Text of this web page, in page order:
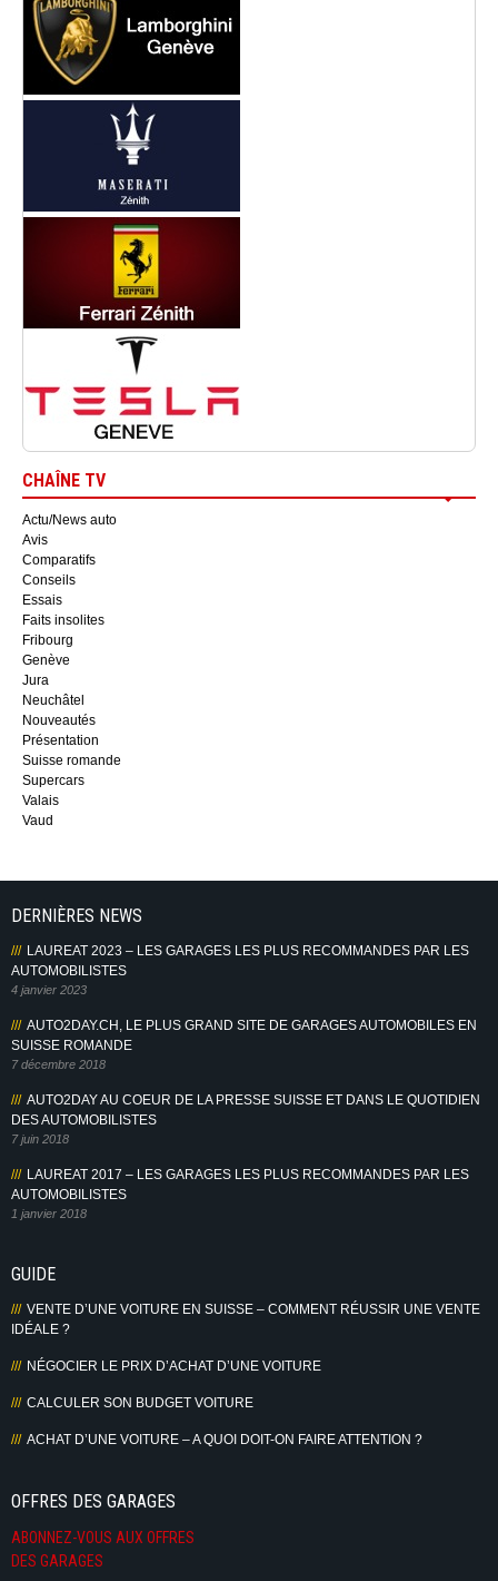
CHAÎNE TV
Actu/News auto
Avis
Comparatifs
Conseils
Essais
Faits insolites
Fribourg
Genève
Jura
Neuchâtel
Nouveautés
Présentation
Suisse romande
Supercars
Valais
Vaud
DERNIÈRES NEWS
LAUREAT 2023 – LES GARAGES LES PLUS RECOMMANDES PAR LES
AUTOMOBILISTES
4 janvier 2023
AUTO2DAY.CH, LE PLUS GRAND SITE DE GARAGES AUTOMOBILES EN
SUISSE ROMANDE
7 décembre 2018
AUTO2DAY AU COEUR DE LA PRESSE SUISSE ET DANS LE QUOTIDIEN
DES AUTOMOBILISTES
7 juin 2018
LAUREAT 2017 – LES GARAGES LES PLUS RECOMMANDES PAR LES
AUTOMOBILISTES
1 janvier 2018
GUIDE
VENTE D’UNE VOITURE EN SUISSE – COMMENT RÉUSSIR UNE VENTE
IDÉALE ?
NÉGOCIER LE PRIX D’ACHAT D’UNE VOITURE
CALCULER SON BUDGET VOITURE
ACHAT D’UNE VOITURE – A QUOI DOIT-ON FAIRE ATTENTION ?
OFFRES DES GARAGES
ABONNEZ-VOUS AUX OFFRES
DES GARAGES